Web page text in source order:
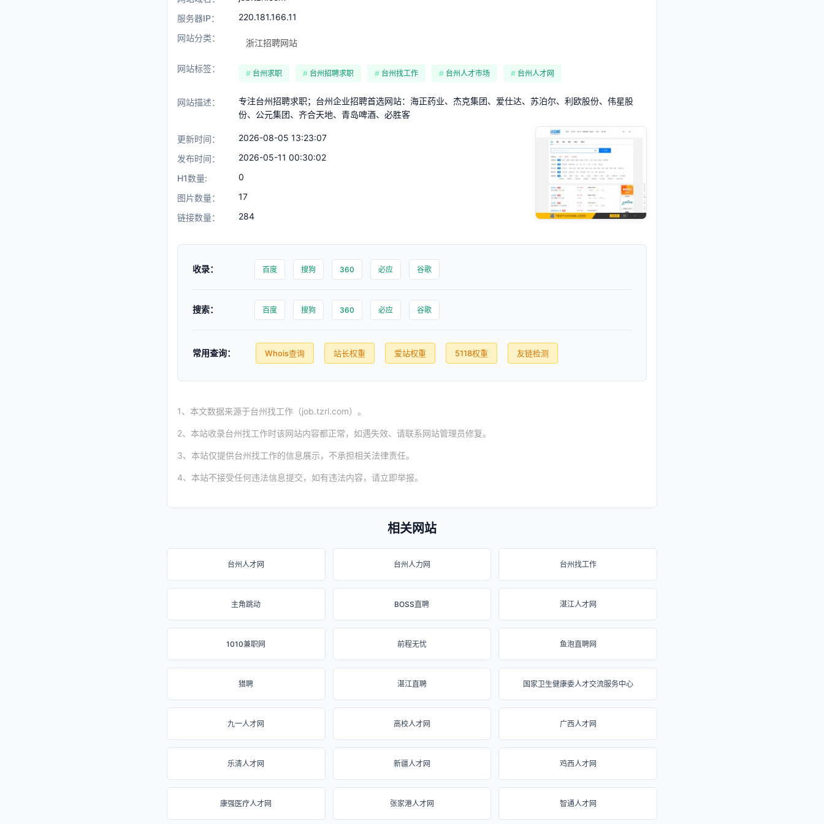
服务器IP：
220.181.166.11
网站分类：
浙江招聘网站
网站标签： 台州求职 台州招聘求职 台州找工作 台州人才市场 台州人才网
网站描述：
专注台州招聘求职；台州企业招聘首选网站：海正药业、杰克集团、爱仕达、苏泊尔、利欧股份、伟星股
份、公元集团、齐合天地、青岛啤酒、必胜客
更新时间：
2026-08-05 13:23:07
发布时间：
2026-05-11 00:30:02
H1数量:
0
图片数量：
17
链接数量：
284
收录： 百度 搜狗 360 必应 谷歌
搜索： 百度 搜狗 360 必应 谷歌
常用查询： Whois查询 站长权重 爱站权重 5118权重 友链检测
1、本文数据来源于台州找工作（job.tzrl.com）。
2、本站收录台州找工作时该网站内容都正常，如遇失效、请联系网站管理员修复。
3、本站仅提供台州找工作的信息展示，不承担相关法律责任。
4、本站不接受任何违法信息提交，如有违法内容，请立即举报。
相关网站
台州人才网 台州人力网 台州找工作
主角跳动 BOSS直聘 湛江人才网
1010兼职网 前程无忧 鱼泡直聘网
猎聘 湛江直聘 国家卫生健康委人才交流服务中心
九一人才网 高校人才网 广西人才网
乐清人才网 新疆人才网 鸡西人才网
康强医疗人才网 张家港人才网 智通人才网